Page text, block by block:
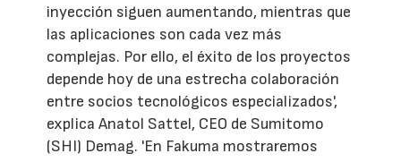
inyección siguen aumentando, mientras que
las aplicaciones son cada vez más
complejas. Por ello, el éxito de los proyectos
depende hoy de una estrecha colaboración
entre socios tecnológicos especializados',
explica Anatol Sattel, CEO de Sumitomo
(SHI) Demag. 'En Fakuma mostraremos